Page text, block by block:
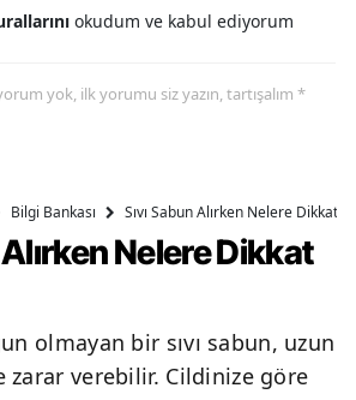
okudum ve kabul ediyorum
yok, ilk yorumu siz yazın, tartışalım *
Bilgi Bankası Sıvı Sabun Alırken Nelere Dikkat
Alırken Nelere Dikkat
olmayan bir sıvı sabun, uzun
zarar verebilir. Cildinize göre